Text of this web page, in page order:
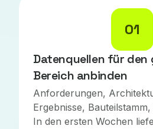
01
Datenquellen für den
Bereich anbinden
Anforderungen,
Ergebnisse,
In den ersten Wochen